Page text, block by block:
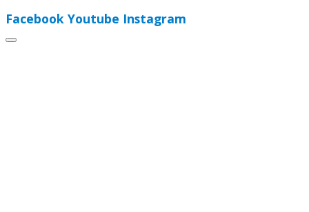
Facebook Youtube Instagram